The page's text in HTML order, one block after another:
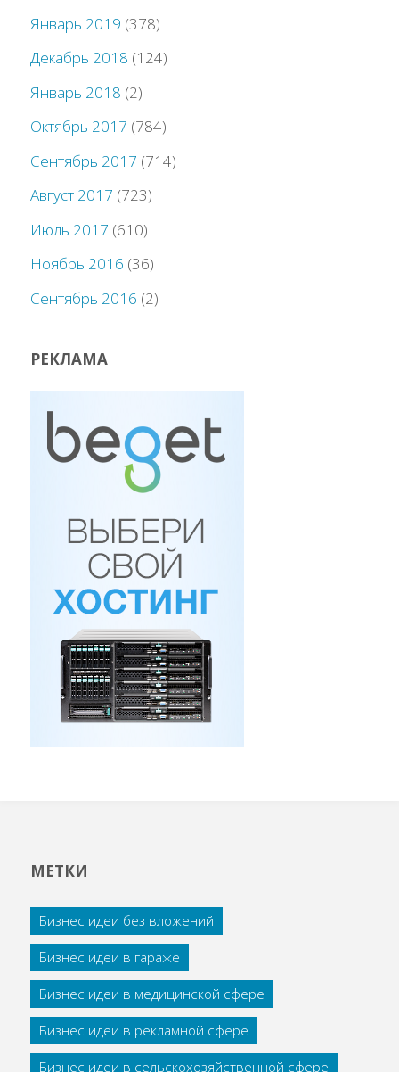
Январь 2019 (378)
Декабрь 2018 (124)
Январь 2018 (2)
Октябрь 2017 (784)
Сентябрь 2017 (714)
Август 2017 (723)
Июль 2017 (610)
Ноябрь 2016 (36)
Сентябрь 2016 (2)
РЕКЛАМА
МЕТКИ
Бизнес идеи без вложений
Бизнес идеи в гараже
Бизнес идеи в медицинской сфере
Бизнес идеи в рекламной сфере
Бизнес идеи в сельскохозяйственной сфере